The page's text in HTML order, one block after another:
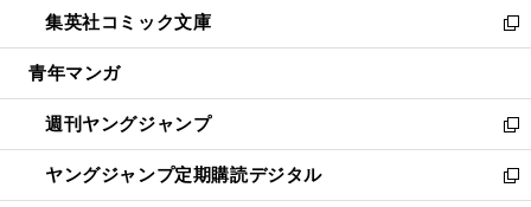
く
で
開
ド
ウ
開
く
ィ
ン
ウ
で
開
く
い
ウ
ン
ド
ウ
で
開
集英社コミック文庫
新
し
ウ
ィ
ン
ド
ウ
青年マンガ
週刊ヤングジャンプ
新
し
い
ヤングジャンプ定期購読デジタル
新